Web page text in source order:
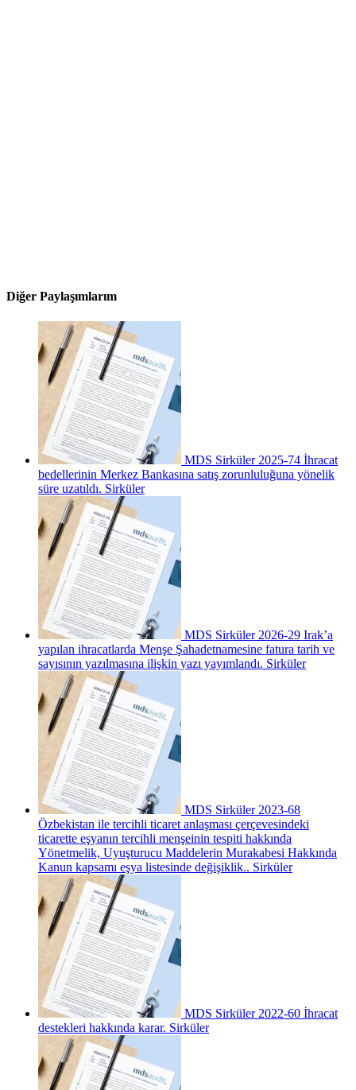
Diğer Paylaşımlarım
MDS Sirküler 2025-74 İhracat
bedellerinin Merkez Bankasına satış zorunluluğuna yönelik
süre uzatıldı. Sirküler
MDS Sirküler 2026-29 Irak’a
yapılan ihracatlarda Menşe Şahadetnamesine fatura tarih ve
sayısının yazılmasına ilişkin yazı yayımlandı. Sirküler
MDS Sirküler 2023-68
Özbekistan ile tercihli ticaret anlaşması çerçevesindeki
ticarette eşyanın tercihli menşeinin tespiti hakkında
Yönetmelik, Uyuşturucu Maddelerin Murakabesi Hakkında
Kanun kapsamı eşya listesinde değişiklik.. Sirküler
MDS Sirküler 2022-60 İhracat
destekleri hakkında karar. Sirküler